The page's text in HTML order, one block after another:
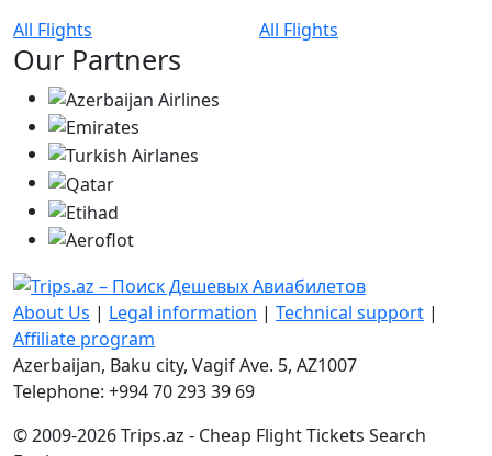
All Flights
All Flights
Our Partners
About Us | Legal information | Technical support |
Affiliate program
Azerbaijan, Baku city, Vagif Ave. 5, AZ1007
Telephone: +994 70 293 39 69
© 2009-2026 Trips.az - Cheap Flight Tickets Search